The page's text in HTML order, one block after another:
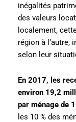
inégalités
des valeurs
localement,
région à l’autre,
selon leur
En 2017, les
environ 19,2
par ménage de
les 10 % des